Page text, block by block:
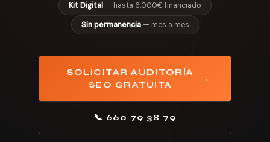
Kit Digital — hasta 6.000€ financiado
Sin permanencia— mes a mes
SOLICITAR AUDITORÍA
SEO GRATUITA
→
📞 660 79 38 79